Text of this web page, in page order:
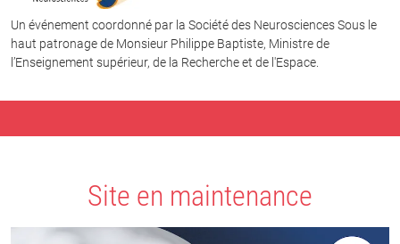
Un événement coordonné par la Société des Neurosciences Sous le
haut patronage de Monsieur Philippe Baptiste, Ministre de
l’Enseignement supérieur, de la Recherche et de l'Espace.
Site en maintenance